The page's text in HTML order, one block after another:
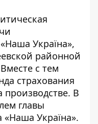
Україна»,
районной
с тем
страхования
производстве. В
главы
Україна».